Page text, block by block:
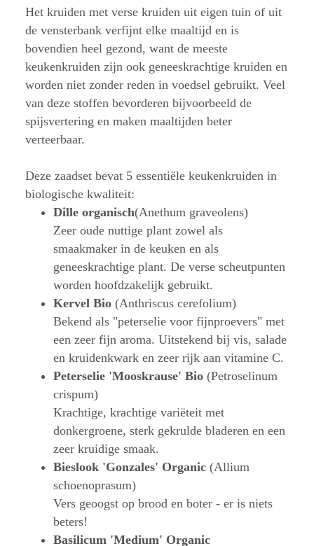
Het kruiden met verse kruiden uit eigen tuin of uit
de vensterbank verfijnt elke maaltijd en is
bovendien heel gezond, want de meeste
keukenkruiden zijn ook geneeskrachtige kruiden en
worden niet zonder reden in voedsel gebruikt. Veel
van deze stoffen bevorderen bijvoorbeeld de
spijsvertering en maken maaltijden beter
verteerbaar.
Deze zaadset bevat 5 essentiële keukenkruiden in
biologische kwaliteit:
Dille organisch(Anethum graveolens)
Zeer oude nuttige plant zowel als
smaakmaker in de keuken en als
geneeskrachtige plant. De verse scheutpunten
worden hoofdzakelijk gebruikt.
Kervel Bio (Anthriscus cerefolium)
Bekend als "peterselie voor fijnproevers" met
een zeer fijn aroma. Uitstekend bij vis, salade
en kruidenkwark en zeer rijk aan vitamine C.
Peterselie 'Mooskrause' Bio (Petroselinum
crispum)
Krachtige, krachtige variëteit met
donkergroene, sterk gekrulde bladeren en een
zeer kruidige smaak.
Bieslook 'Gonzales' Organic (Allium
schoenoprasum)
Vers geoogst op brood en boter - er is niets
beters!
Basilicum 'Medium' Organic